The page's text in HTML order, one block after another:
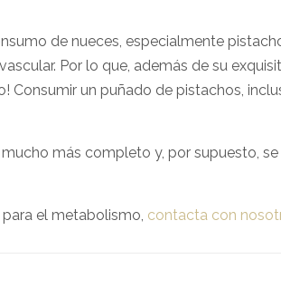
de nueces, especialmente
Por lo que, además de su
Consumir un puñado de pistachos,
más completo y, por supuesto,
el metabolismo, contacta con